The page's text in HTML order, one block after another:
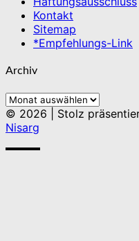
Kontakt
Sitemap
*Empfehlungs-Link
Archiv
Archiv
© 2026
Stolz
Nisarg